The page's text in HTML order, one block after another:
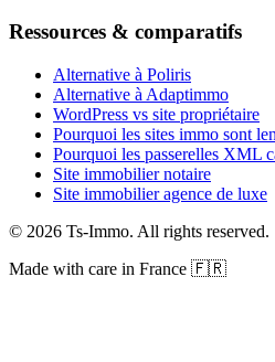
Ressources & comparatifs
Alternative à Poliris
Alternative à Adaptimmo
WordPress vs site propriétaire
Pourquoi les sites immo sont
Pourquoi les passerelles XML
Site immobilier notaire
Site immobilier agence de luxe
© 2026 Ts-Immo. All rights reserved.
Made with care in France 🇫🇷